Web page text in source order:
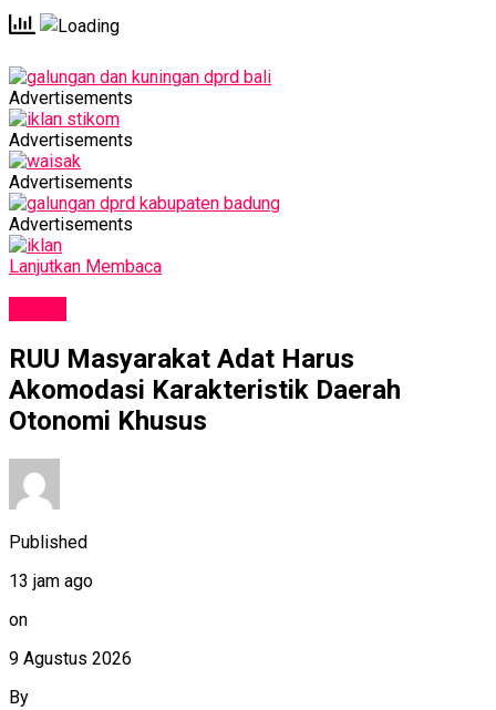
Advertisements
Advertisements
Advertisements
Advertisements
Lanjutkan Membaca
RUU Masyarakat Adat Harus
Akomodasi Karakteristik Daerah
Otonomi Khusus
Published
13 jam ago
on
9 Agustus 2026
By